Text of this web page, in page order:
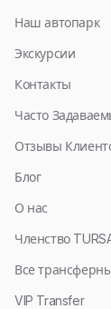
Наш автопарк
Экскурсии
Контакты
Часто
Отзывы
Блог
О нас
Членство
Все
VIP Transfer